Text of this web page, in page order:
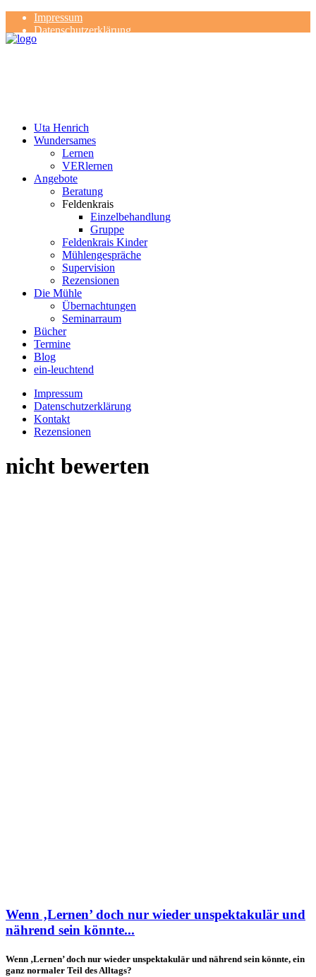
Impressum
Datenschutzerklärung
Kontakt
Uta Henrich
Wundersames
Lernen
VERlernen
Angebote
Beratung
Feldenkrais
Einzelbehandlung
Gruppe
Feldenkrais Kinder
Mühlengespräche
Supervision
Rezensionen
Die Mühle
Übernachtungen
Seminarraum
Bücher
Termine
Blog
ein-leuchtend
Impressum
Datenschutzerklärung
Kontakt
Rezensionen
nicht bewerten
Wenn ‚Lernen’ doch nur wieder unspektakulär und
nährend sein könnte...
Wenn ‚Lernen’ doch nur wieder unspektakulär und nährend sein könnte, ein
ganz normaler Teil des Alltags?